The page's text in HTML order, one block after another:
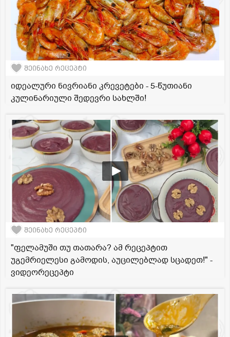
შეინახე რეცეპტი
იდეალური ნივრიანი კრევეტები - 5-წუთიანი
კულინარიული შედევრი სახლში!
შეინახე რეცეპტი
"ფელამუში თუ თათარა? ამ რეცეპტით
უგემრიელესი გამოდის, აუცილებლად სცადეთ!" -
ვიდეორეცეპტი